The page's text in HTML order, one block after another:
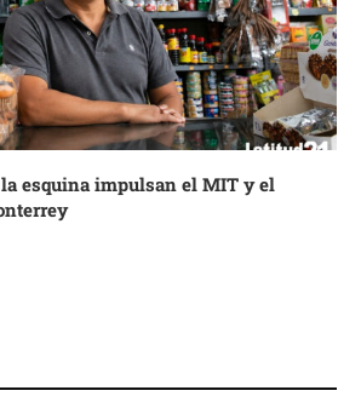
esquina impulsan el MIT y el